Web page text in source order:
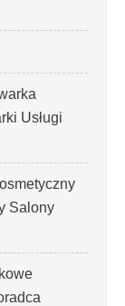
Usługi
Salony